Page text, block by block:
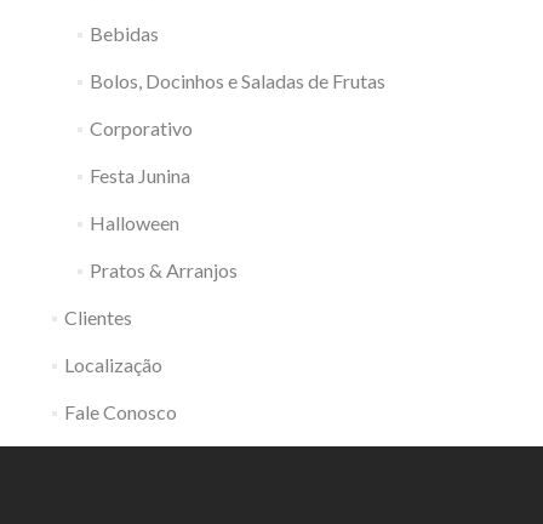
Bebidas
Bolos, Docinhos e Saladas de Frutas
Corporativo
Festa Junina
Halloween
Pratos & Arranjos
Clientes
Localização
Fale Conosco